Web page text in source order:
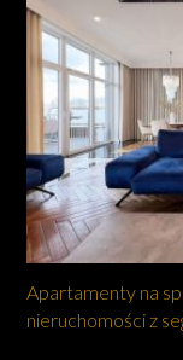
Apartamenty na
nieruchomości z